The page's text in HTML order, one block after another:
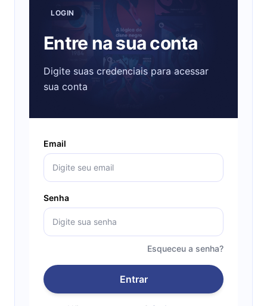
LOGIN
Entre na sua conta
Digite suas credenciais para acessar
sua conta
Email
Senha
Esqueceu a senha?
Entrar